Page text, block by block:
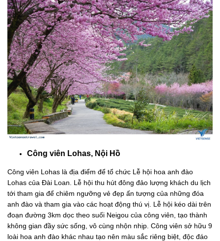
Công viên Lohas, Nội Hồ
Công viên Lohas là địa điểm để tổ chức Lễ hội hoa anh đào
Lohas của Đài Loan. Lễ hội thu hút đông đảo lượng khách du lịch
tới tham gia để chiêm ngưỡng vẻ đẹp ấn tượng của những đóa
anh đào và tham gia vào các hoạt động thú vị. Lễ hội kéo dài trên
đoạn đường 3km dọc theo suối Neigou của công viên, tạo thành
không gian đầy sức sống, vô cùng nhộn nhịp. Công viên sở hữu 9
loài hoa anh đào khác nhau tạo nên màu sắc riêng biệt, độc đáo